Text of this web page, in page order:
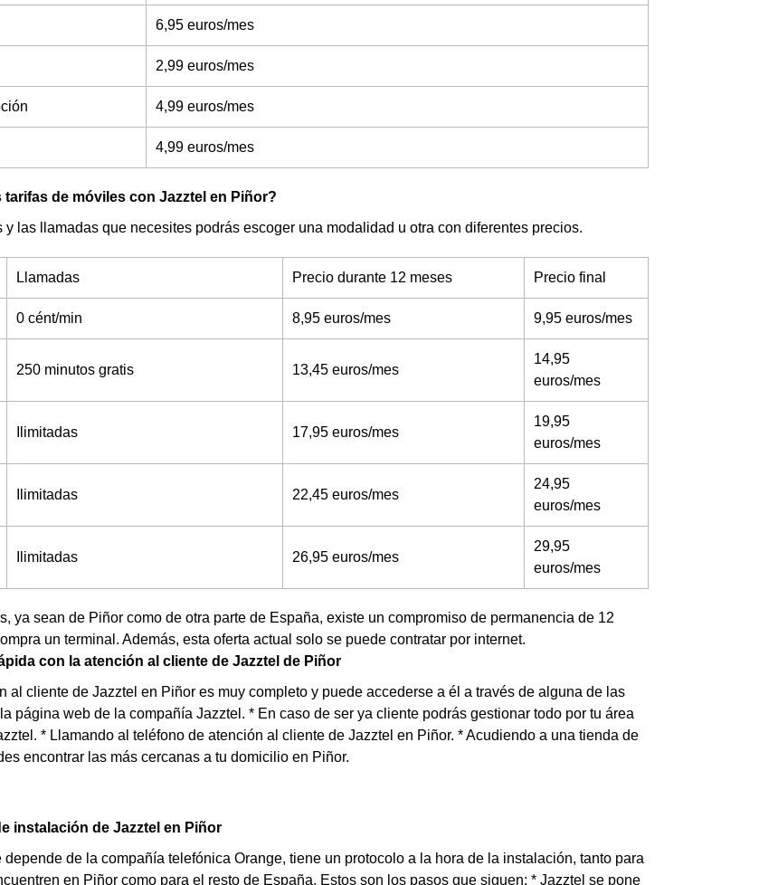
6,95 euros/mes
2,99 euros/mes
4,99 euros/mes
4,99 euros/mes
de móviles con Jazztel en Piñor?
y las llamadas que necesites podrás escoger una modalidad u otra con diferentes precios.
Llamadas Precio durante 12 meses Precio final
0 cént/min 8,95 euros/mes 9,95 euros/mes
250 minutos gratis 13,45 euros/mes
14,95
euros/mes
Ilimitadas 17,95 euros/mes
19,95
euros/mes
Ilimitadas 22,45 euros/mes
24,95
euros/mes
Ilimitadas 26,95 euros/mes
29,95
euros/mes
ya sean de Piñor como de otra parte de España, existe un compromiso de permanencia de 12
un terminal. Además, esta oferta actual solo se puede contratar por internet.
con la atención al cliente de Jazztel de Piñor
al cliente de Jazztel en Piñor es muy completo y puede accederse a él a través de alguna de las
página web de la compañía Jazztel. * En caso de ser ya cliente podrás gestionar todo por tu área
* Llamando al teléfono de atención al cliente de Jazztel en Piñor. * Acudiendo a una tienda de
encontrar las más cercanas a tu domicilio en Piñor.
instalación de Jazztel en Piñor
depende de la compañía telefónica Orange, tiene un protocolo a la hora de la instalación, tanto para
en Piñor como para el resto de España. Estos son los pasos que siguen: * Jazztel se pone